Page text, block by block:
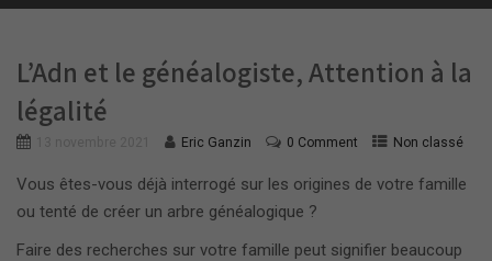
L’Adn et le généalogiste, Attention à la
légalité
Eric Ganzin 0 Comment Non classé
Vous êtes-vous déjà interrogé sur les origines de votre famille
ou tenté de créer un arbre généalogique ?
Faire des recherches sur votre famille peut signifier beaucoup